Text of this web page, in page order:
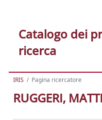
Catalogo dei
ricerca
IRIS Pagina ricercatore
RUGGERI,